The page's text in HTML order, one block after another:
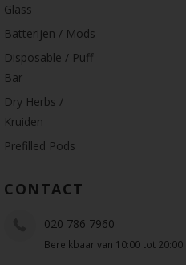
Glass
Batterijen / Mods
Disposable / Puff
Bar
Dry Herbs /
Kruiden
Prefilled Pods
CONTACT
020 786 7960
Bereikbaar van 10:00 tot 20:00